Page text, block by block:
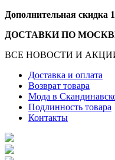
Дополнительная скидка
ДОСТАВКИ ПО
ВСЕ НОВОСТИ И
Доставка и оплата
Возврат товара
Мода в
Подлинность товара
Контакты